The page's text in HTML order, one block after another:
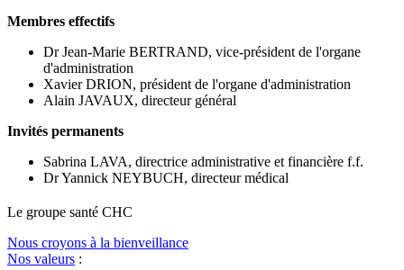
Membres effectifs
Dr Jean-Marie BERTRAND, vice-président de l'organe
d'administration
Xavier DRION, président de l'organe d'administration
Alain JAVAUX, directeur général
Invités permanents
Sabrina LAVA, directrice administrative et financière f.f.
Dr Yannick NEYBUCH, directeur médical
Le groupe santé CHC
Nous croyons à la bienveillance
Nos valeurs :